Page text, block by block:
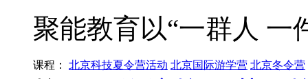
聚能教育以“一群人 一
课程： 北京科技夏令营活动 北京国际游学营 北京冬令营